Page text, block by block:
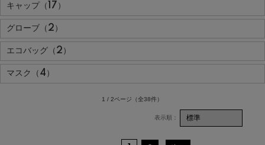
キャップ（17）
グローブ（2）
エコバッグ（2）
マスク（4）
1 / 2ページ （全38件）